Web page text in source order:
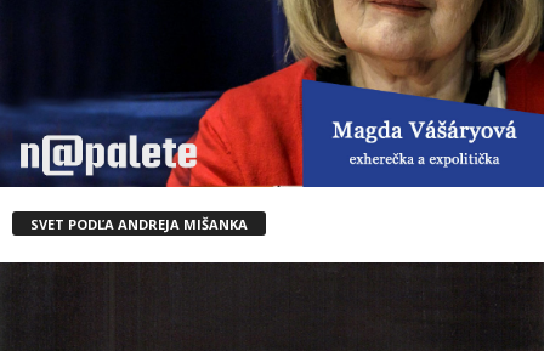
SVET PODĽA ANDREJA MIŠANKA